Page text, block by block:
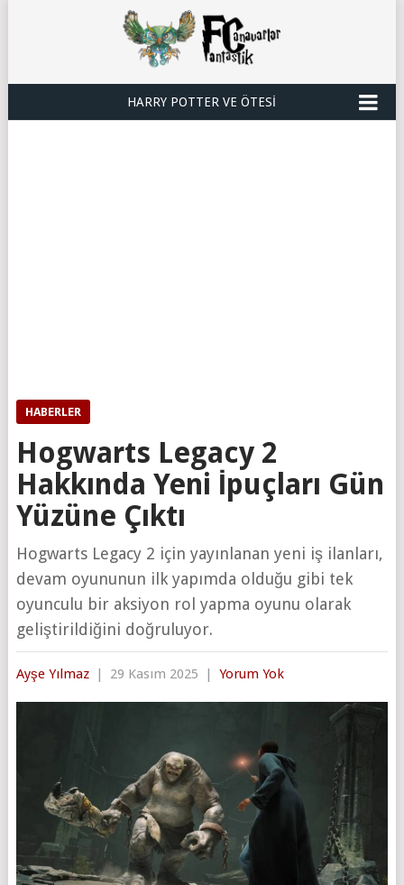
HARRY POTTER VE ÖTESI
HABERLER
Hogwarts Legacy 2
Hakkında Yeni İpuçları Gün
Yüzüne Çıktı
Hogwarts Legacy 2 için yayınlanan yeni iş ilanları,
devam oyununun ilk yapımda olduğu gibi tek
oyunculu bir aksiyon rol yapma oyunu olarak
geliştirildiğini doğruluyor.
Ayşe Yılmaz | 29 Kasım 2025 | Yorum Yok